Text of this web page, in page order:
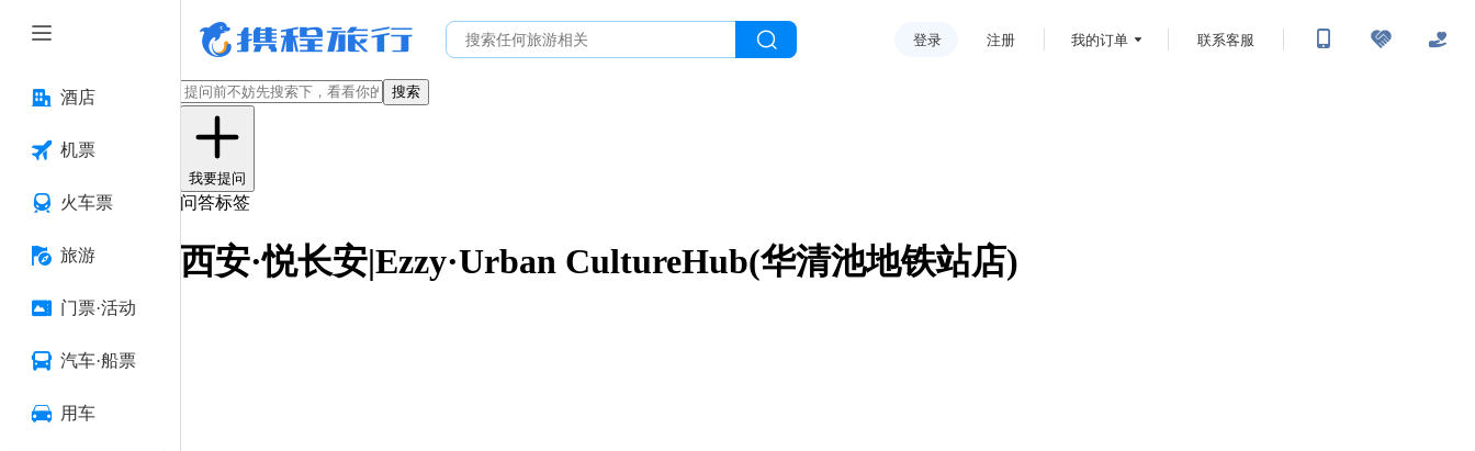
酒店
机票
火车票
旅游
门票·活动
汽车·船票
用车
登录 注册 我的订单 联系客服
搜索
我要提问
问答标签
西安·悦长安|Ezzy·Urban CultureHub(华清池地铁站店)